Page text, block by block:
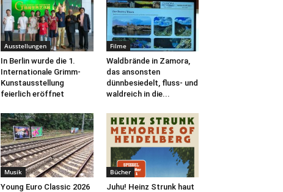
Ausstellungen
In Berlin wurde die 1.
Internationale Grimm-
Kunstausstellung
feierlich eröffnet
Filme
Waldbrände in Zamora,
das ansonsten
dünnbesiedelt, fluss- und
waldreich in die...
Musik
Young Euro Classic 2026
Bücher
Juhu! Heinz Strunk haut